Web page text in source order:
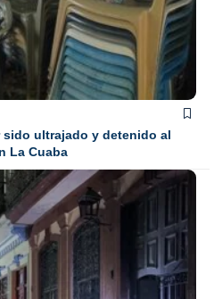
sido ultrajado y detenido al
La Cuaba